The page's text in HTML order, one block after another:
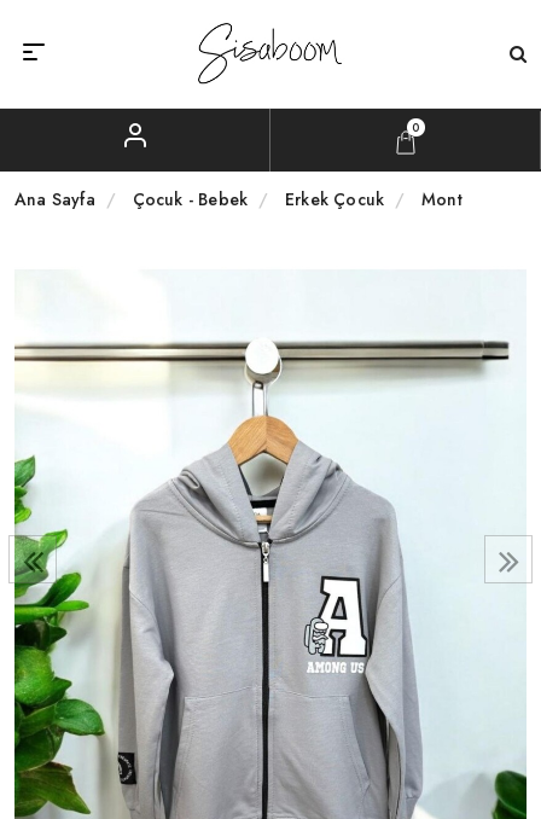
0
Ana Sayfa Çocuk - Bebek Erkek Çocuk Mont